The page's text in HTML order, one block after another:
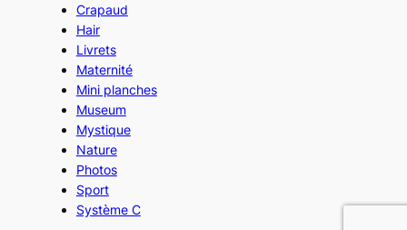
Crapaud
Hair
Livrets
Maternité
Mini planches
Museum
Mystique
Nature
Photos
Sport
Système C